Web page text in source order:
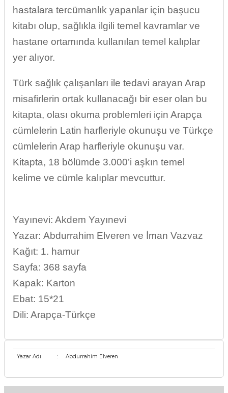
hastalara tercümanlık yapanlar için başucu
kitabı olup, sağlıkla ilgili temel kavramlar ve
hastane ortamında kullanılan temel kalıplar
yer alıyor.
Türk sağlık çalışanları ile tedavi arayan Arap
misafirlerin ortak kullanacağı bir eser olan bu
kitapta, olası okuma problemleri için Arapça
cümlelerin Latin harfleriyle okunuşu ve Türkçe
cümlelerin Arap harfleriyle okunuşu var.
Kitapta, 18 bölümde 3.000’i aşkın temel
kelime ve cümle kalıplar mevcuttur.
Yayınevi: Akdem Yayınevi
Yazar: Abdurrahim Elveren ve İman Vazvaz
Kağıt: 1. hamur
Sayfa: 368 sayfa
Kapak: Karton
Ebat: 15*21
Dili: Arapça-Türkçe
Yazar Adı : Abdurrahim Elveren